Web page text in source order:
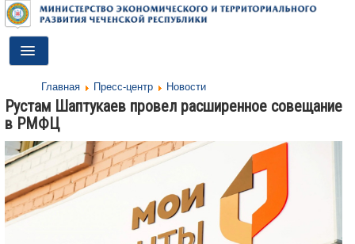
Toggle
Navigation
ДЕЯТЕЛЬНОСТЬ
О МИНИСТЕРСТВЕ
ДОКУМЕНТЫ
ПРЕСС-ЦЕНТР
Главная Пресс-центр Новости
Рустам Шаптукаев провел расширенное совещание
в РМФЦ